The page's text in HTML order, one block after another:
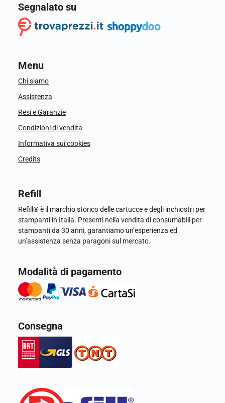
Segnalato su
Menu
Chi siamo
Assistenza
Resi e Garanzie
Condizioni di vendita
Informativa sui cookies
Credits
Refill
Refill® è il marchio storico delle cartucce e degli inchiostri per
stampanti in Italia. Presenti nella vendita di consumabili per
stampanti da 30 anni, garantiamo un’esperienza ed
un’assistenza senza paragoni sul mercato.
Modalità di pagamento
Consegna